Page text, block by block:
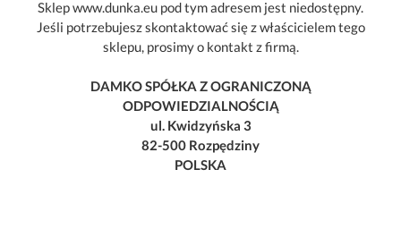
Sklep www.dunka.eu pod tym adresem jest niedostępny.
Jeśli potrzebujesz skontaktować się z właścicielem tego
sklepu, prosimy o kontakt z firmą.
DAMKO SPÓŁKA Z OGRANICZONĄ
ODPOWIEDZIALNOŚCIĄ
ul. Kwidzyńska 3
82-500 Rozpędziny
POLSKA